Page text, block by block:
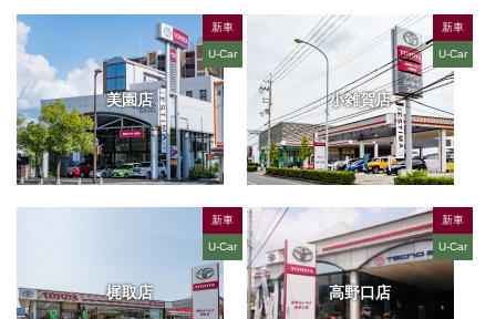
美園店
新車
U-Car
小雑賀店
新車
U-Car
梶取店
新車
U-Car
高野口店
新車
U-Car